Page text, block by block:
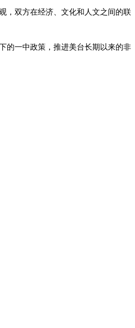
，双方在经济、文化和人文之间的联
的一中政策，推进美台长期以来的非